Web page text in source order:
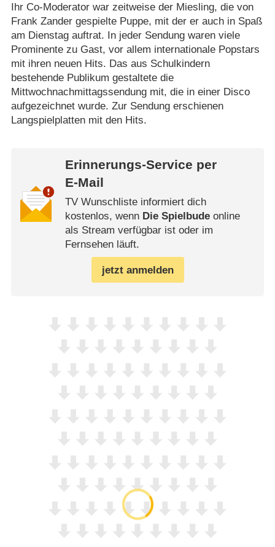
Ihr Co-Moderator war zeitweise der Miesling, die von
Frank Zander gespielte Puppe, mit der er auch in Spaß
am Dienstag auftrat. In jeder Sendung waren viele
Prominente zu Gast, vor allem internationale Popstars
mit ihren neuen Hits. Das aus Schulkindern
bestehende Publikum gestaltete die
Mittwochnachmittagssendung mit, die in einer Disco
aufgezeichnet wurde. Zur Sendung erschienen
Langspielplatten mit den Hits.
Erinnerungs-Service per
E-Mail
TV Wunschliste informiert dich
kostenlos, wenn Die Spielbudeonline
als Stream verfügbar ist oder im
Fernsehen läuft.
jetzt anmelden